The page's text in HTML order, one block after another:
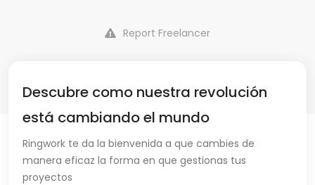
Report Freelancer
Descubre como nuestra revolución
está cambiando el mundo
Ringwork te da la bienvenida a que cambies de
manera eficaz la forma en que gestionas tus
proyectos